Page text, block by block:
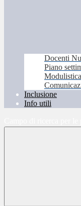
Docenti
Piano
Modulistica
Inclusione
Info utili